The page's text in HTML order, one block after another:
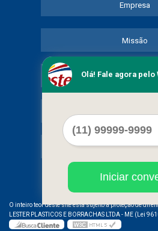
Empresa
Missão
Serviços
Mapa do site
O inteiro teor deste site está sujeito à proteção de
LESTER PLASTICOS E BORRACHAS LTDA - ME (Lei
Olá! Fale agora pelo
Iniciar